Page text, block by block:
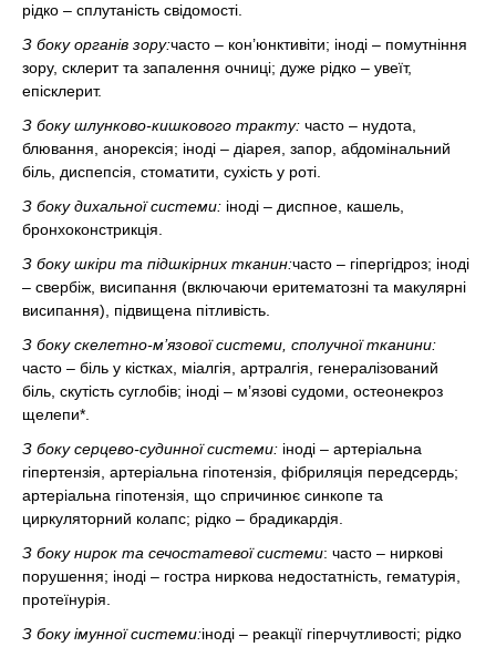
рідко – сплутаність свідомості.
З боку органів зору:часто – кон’юнктивіти; іноді – помутніння
зору, склерит та запалення очниці; дуже рідко – увеїт,
епісклерит.
З боку шлунково-кишкового тракту: часто – нудота,
блювання, анорексія; іноді – діарея, запор, абдомінальний
біль, диспепсія, стоматити, сухість у роті.
З боку дихальної системи: іноді – диспное, кашель,
бронхоконстрикція.
З боку шкіри та підшкірних тканин:часто – гіпергідроз; іноді
– свербіж, висипання (включаючи еритематозні та макулярні
висипання), підвищена пітливість.
З боку скелетно-м’язової системи, сполучної тканини:
часто – біль у кістках, міалгія, артралгія, генералізований
біль, скутість суглобів; іноді – м’язові судоми, остеонекроз
щелепи*.
З боку серцево-судинної системи: іноді – артеріальна
гіпертензія, артеріальна гіпотензія, фібриляція передсердь;
артеріальна гіпотензія, що спричинює синкопе та
циркуляторний колапс; рідко – брадикардія.
З боку нирок та сечостатевої системи: часто – ниркові
порушення; іноді – гостра ниркова недостатність, гематурія,
протеїнурія.
З боку імунної системи:іноді – реакції гіперчутливості; рідко